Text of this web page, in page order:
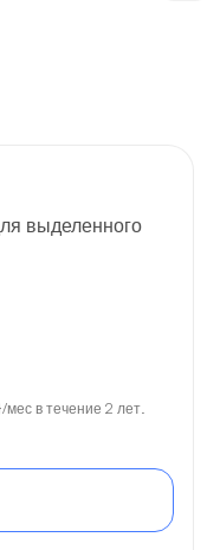
выделенного
в течение 2 лет.